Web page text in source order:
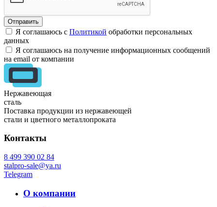
Я соглашаюсь с Политикой обработки персональных
данных
Я соглашаюсь на получение информационных сообщений
на email от компании
Нержавеющая
сталь
Поставка продукции из нержавеющей
стали и цветного металлопроката
Контакты
8 499 390 02 84
stalpro-sale@ya.ru
Telegram
О компании